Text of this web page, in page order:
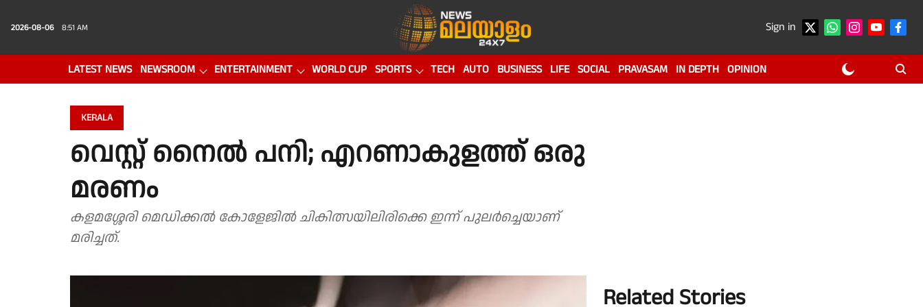
2026-08-06 8:51 AM Sign in
LATEST NEWS NEWSROOM ENTERTAINMENT WORLD CUP SPORTS TECH AUTO BUSINESS LIFE SOCIAL PRAVASAM IN DEPTH OPINION
KERALA
വെസ്റ്റ് നൈൽ പനി; എറണാകുളത്ത് ഒരു
മരണം
കളമശ്ശേരി മെഡിക്കൽ കോളേജിൽ ചികിത്സയിലിരിക്കെ ഇന്ന് പുലർച്ചെയാണ്
മരിച്ചത്.
Related Stories